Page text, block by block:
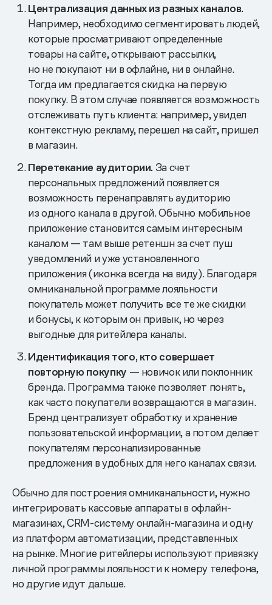
Централизация данных из разных каналов.
Например, необходимо сегментировать людей,
которые просматривают определенные
товары на сайте, открывают рассылки,
но не покупают ни в офлайне, ни в онлайне.
Тогда им предлагается скидка на первую
покупку. В этом случае появляется возможность
отслеживать путь клиента: например, увидел
контекстную рекламу, перешел на сайт, пришел
в магазин.
Перетекание аудитории. За счет
персональных предложений появляется
возможность перенаправлять аудиторию
из одного канала в другой. Обычно мобильное
приложение становится самым интересным
каналом — там выше ретеншн за счет пуш
уведомлений и уже установленного
приложения (иконка всегда на виду). Благодаря
омниканальной программе лояльности
покупатель может получить все те же скидки
и бонусы, к которым он привык, но через
выгодные для ритейлера каналы.
Идентификация того, кто совершает
повторную покупку — новичок или поклонник
бренда. Программа также позволяет понять,
как часто покупатели возвращаются в магазин.
Бренд централизует обработку и хранение
пользовательской информации, а потом делает
покупателям персонализированные
предложения в удобных для него каналах связи.
Обычно для построения омниканальности, нужно
интегрировать кассовые аппараты в офлайн-
магазинах, CRM-систему онлайн-магазина и одну
из платформ автоматизации, представленных
на рынке. Многие ритейлеры используют привязку
личной программы лояльности к номеру телефона,
но другие идут дальше.